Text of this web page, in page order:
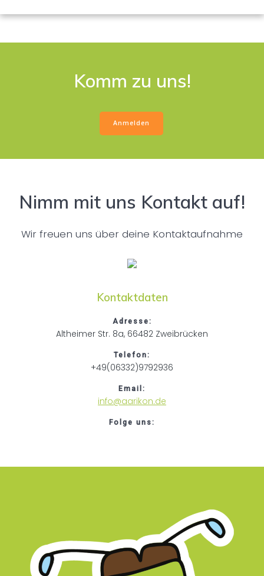
Komm zu uns!
Anmelden
Nimm mit uns Kontakt auf!
Wir freuen uns über deine Kontaktaufnahme
Kontaktdaten
Adresse:
Altheimer Str. 8a, 66482 Zweibrücken
Telefon:
+49(06332)9792936
Email:
info@aarikon.de
Folge uns: